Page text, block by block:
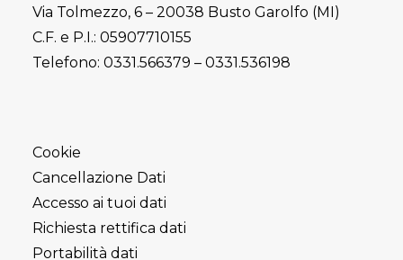
Via Tolmezzo, 6 – 20038 Busto Garolfo (MI)
C.F. e P.I.: 05907710155
Telefono: 0331.566379 – 0331.536198
Cookie
Cancellazione Dati
Accesso ai tuoi dati
Richiesta rettifica dati
Portabilità dati